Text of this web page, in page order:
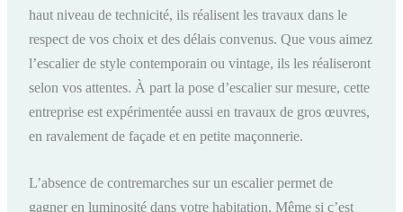
haut niveau de technicité, ils réalisent les travaux dans le
respect de vos choix et des délais convenus. Que vous aimez
l’escalier de style contemporain ou vintage, ils les réaliseront
selon vos attentes. À part la pose d’escalier sur mesure, cette
entreprise est expérimentée aussi en travaux de gros œuvres,
en ravalement de façade et en petite maçonnerie.
L’absence de contremarches sur un escalier permet de
gagner en luminosité dans votre habitation. Même si c’est